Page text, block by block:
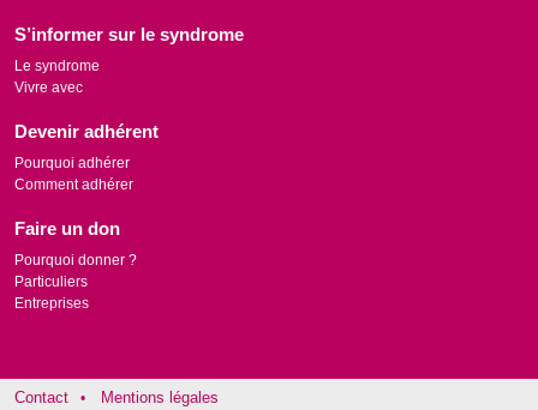
S’informer sur le syndrome
Le syndrome
Vivre avec
Devenir adhérent
Pourquoi adhérer
Comment adhérer
Faire un don
Pourquoi donner ?
Particuliers
Entreprises
Contact Mentions légales